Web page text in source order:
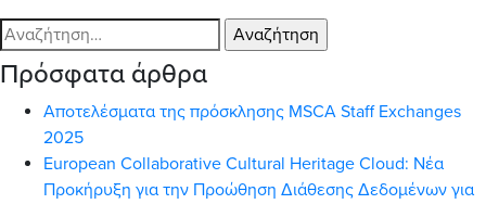
Αναζήτηση
για:
Πρόσφατα άρθρα
Αποτελέσματα της πρόσκλησης MSCA Staff Exchanges
2025
European Collaborative Cultural Heritage Cloud: Νέα
Προκήρυξη για την Προώθηση Διάθεσης Δεδομένων για